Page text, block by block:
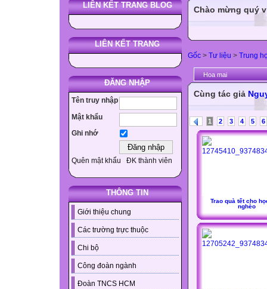
LIÊN KẾT TRANG BLOG
LIÊN KẾT TRANG
ĐĂNG NHẬP
Tên truy nhập
Mật khẩu
Ghi nhớ
Quên mật khẩu ĐK thành viên
THÔNG TIN
Giới thiệu chung
Các trường trực thuộc
Chi bộ
Công đoàn ngành
Đoàn TNCS HCM
Chào mừng quý
Gốc > Tư liệu > Trung
Hoa mai
Cùng tác giả
1 2 3 4 5 6
Trao quà tết cho
nghèo